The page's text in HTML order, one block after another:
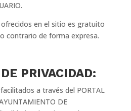
ofrecidos en el sitio es gratuito
contrario de forma expresa.
PRIVACIDAD:
a través del PORTAL
DE